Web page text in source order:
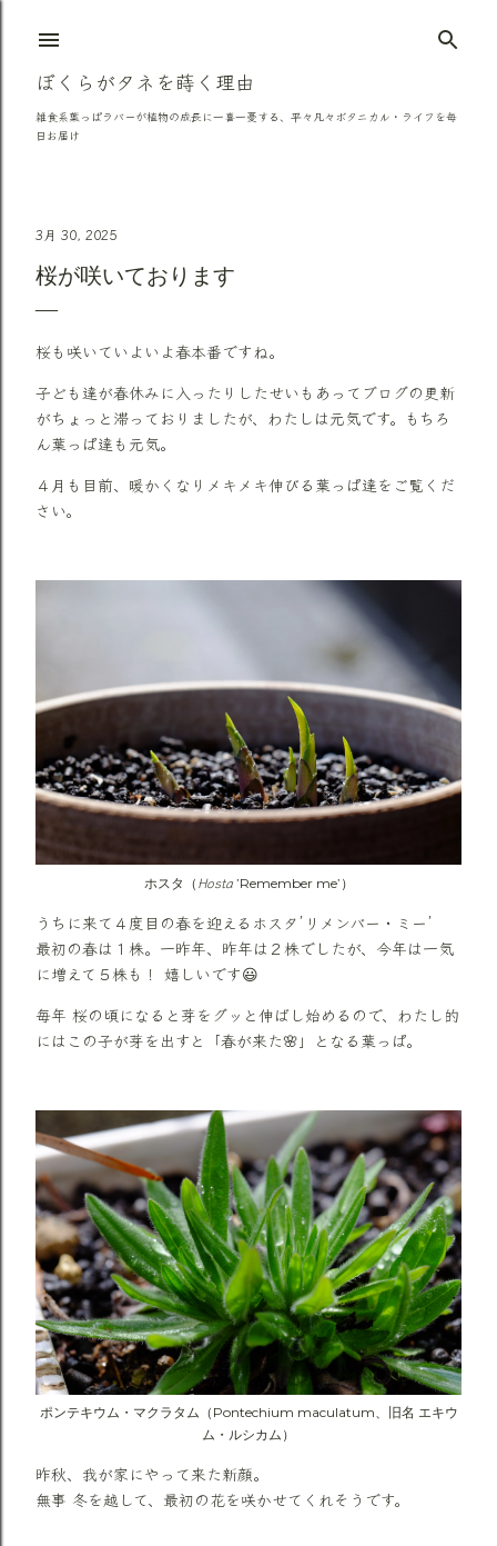
スキップしてメイン コンテンツに移動
ぼくらがタネを蒔く理由
雑食系葉っぱラバーが植物の成長に一喜一憂する、平々凡々ボタニカル・ライフを毎
日お届け
3月 30, 2025
桜が咲いております
桜も咲いていよいよ春本番ですね。
子ども達が春休みに入ったりしたせいもあってブログの更新
がちょっと滞っておりましたが、わたしは元気です。もちろ
ん葉っぱ達も元気。
４月も目前、暖かくなりメキメキ伸びる葉っぱ達をご覧くだ
さい。
ホスタ（ Hosta’Remember me’）
うちに来て４度目の春を迎えるホスタ’リメンバー・ミー’
最初の春は１株。一昨年、昨年は２株でしたが、今年は一気
に増えて５株も！ 嬉しいです😃
毎年 桜の頃になると芽をグッと伸ばし始めるので、わたし的
にはこの子が芽を出すと「春が来た🌸」となる葉っぱ。
ポンテキウム・マクラタム（Pontechium maculatum、旧名 エキウ
ム・ルシカム）
昨秋、我が家にやって来た新顔。
無事 冬を越して、最初の花を咲かせてくれそうです。